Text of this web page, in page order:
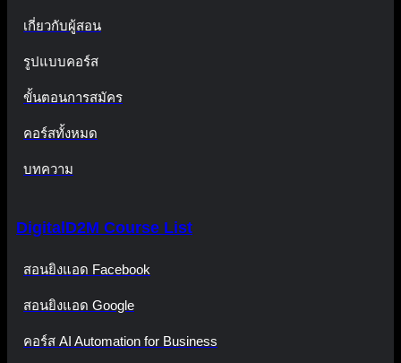
เกี่ยวกับผู้สอน
รูปแบบคอร์ส
ขั้นตอนการสมัคร
คอร์สทั้งหมด
บทความ
DigitalD2M Course List
สอนยิงแอด Facebook
สอนยิงแอด Google
คอร์ส AI Automation for Business